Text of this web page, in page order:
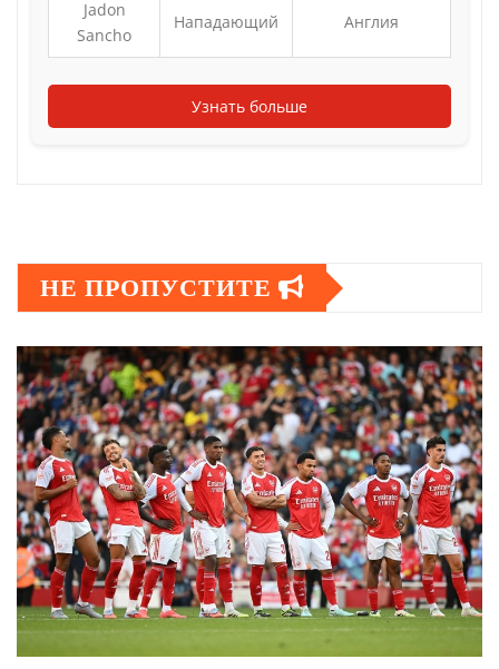
Jadon
Sancho
Нападающий Англия
Узнать больше
НЕ ПРОПУСТИТЕ